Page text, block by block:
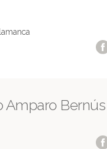
Amparo Bernús